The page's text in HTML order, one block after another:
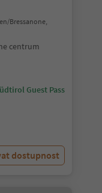
Bressanone,
centrum
Guest Pass
dostupnost